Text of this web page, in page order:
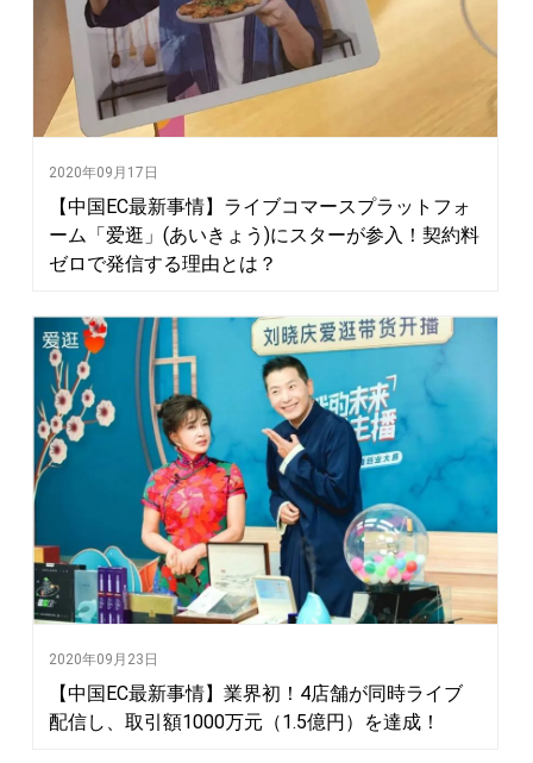
2020年09月17日
【中国EC最新事情】ライブコマースプラットフォ
ーム「爱逛」(あいきょう)にスターが参入！契約料
ゼロで発信する理由とは？
2020年09月23日
【中国EC最新事情】業界初！4店舗が同時ライブ
配信し、取引額1000万元（1.5億円）を達成！